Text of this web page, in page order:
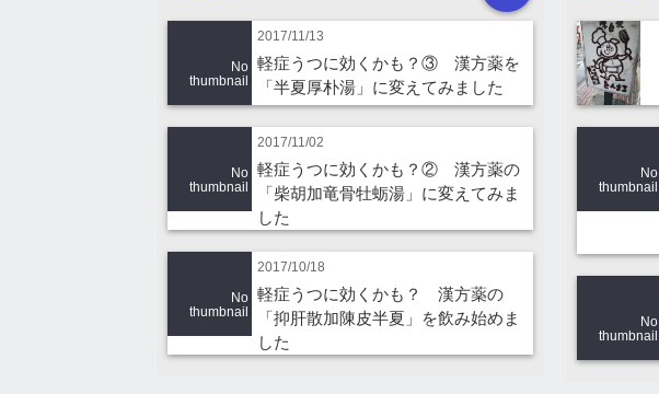
No
thumbnail
2017/11/13
軽症うつに効くかも？③ 漢方薬を
「半夏厚朴湯」に変えてみました
No
thumbnail
2017/11/02
軽症うつに効くかも？② 漢方薬の
「柴胡加竜骨牡蛎湯」に変えてみま
した
No
thumbnail
2017/10/18
軽症うつに効くかも？ 漢方薬の
「抑肝散加陳皮半夏」を飲み始めま
した
No
thumbnail
No
thumbnail